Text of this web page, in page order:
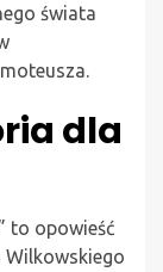
świata
dla
to opowieść